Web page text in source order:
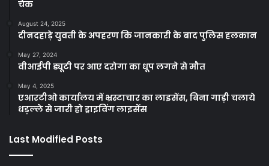
चेक
August 24, 2025
दीनदहाड़े युवती के अपहरण कि जानकारी के बाद पुलिस हलकान
May 27, 2024
वीआईपी ड्यूटी पर आए दरोगा का धूप लगने से मौत
May 4, 2025
एआरटीओ कार्यालय में भ्रस्टाचार का लाइसेंस, बिना गाड़ी चलाये
धड़ल्ले से जारी हो ड्राइविंग लाइसेंस
Last Modified Posts